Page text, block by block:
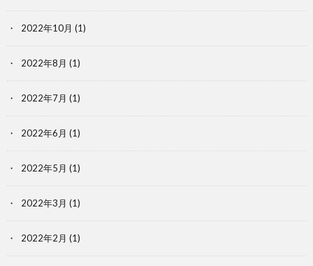
2022年10月 (1)
2022年8月 (1)
2022年7月 (1)
2022年6月 (1)
2022年5月 (1)
2022年3月 (1)
2022年2月 (1)